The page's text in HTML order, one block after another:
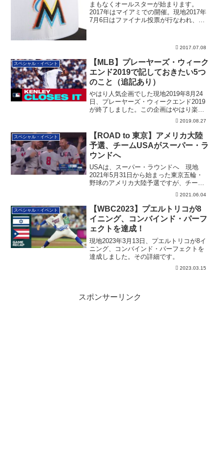
まもなくオールスターが始まります。
2017年はマイアミでの開催。現地2017年
7月6日はファイナル投票が行なわれ、ロ
2017.07.08
スペシャル・イベント
【MLB】プレーヤーズ・ウィーク
エンド2019で記しておきたい5つ
のこと（追記あり）
やはり人気企画でした現地2019年8月24
日、プレーヤーズ・ウィークエンド2019
が終了しました。この企画はやはり楽し
2019.08.27
スペシャル・イベント
【ROAD to 東京】アメリカ大陸
予選、チームUSAがスーパー・ラ
ウンドへ
USAは、スーパー・ラウンドへ 現地
2021年5月31日から始まった東京五輪・
野球のアメリカ大陸予選ですが、チーム
2021.06.04
スペシャル・イベント
【WBC2023】プエルトリコが8
イニング、コンバインド・パーフ
ェクトを達成！
現地2023年3月13日、プエルトリコが8イ
ニング、コンバインド・パーフェクトを
達成しました。その詳細です。
2023.03.15
スポンサーリンク